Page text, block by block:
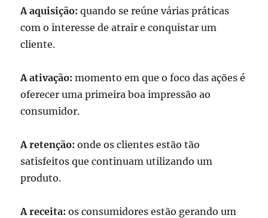
A aquisição:quando se reúne várias práticas
com o interesse de atrair e conquistar um
cliente.
A ativação: momento em que o foco das ações é
oferecer uma primeira boa impressão ao
consumidor.
A retenção: onde os clientes estão tão
satisfeitos que continuam utilizando um
produto.
A receita: os consumidores estão gerando um